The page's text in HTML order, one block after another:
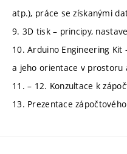
atp.), práce se získanými
9. 3D tisk – principy,
10. Arduino Engineering
a jeho orientace v prostoru
11. – 12. Konzultace k
13. Prezentace